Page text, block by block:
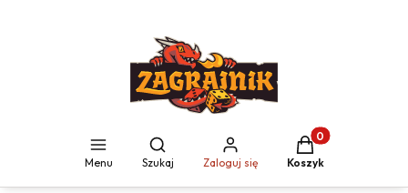
Menu
Otwórz wyszukiwarkę
Szukaj Zaloguj się
Produkty w
Koszyk